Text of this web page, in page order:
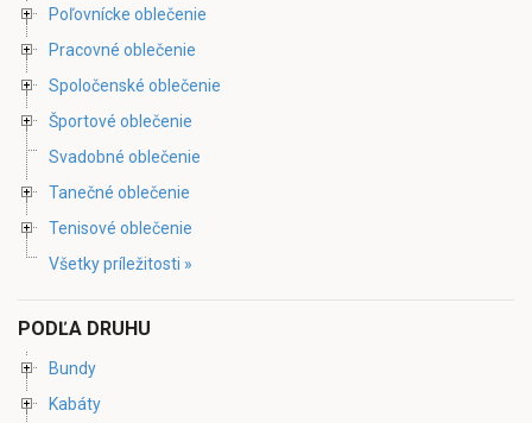
Poľovnícke oblečenie
Pracovné oblečenie
Spoločenské oblečenie
Športové oblečenie
Svadobné oblečenie
Tanečné oblečenie
Tenisové oblečenie
Všetky príležitosti »
PODĽA DRUHU
Bundy
Kabáty